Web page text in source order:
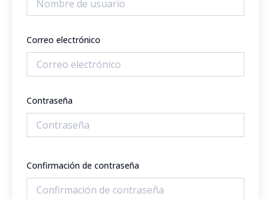
Correo electrónico
Contraseña
Confirmación de contraseña